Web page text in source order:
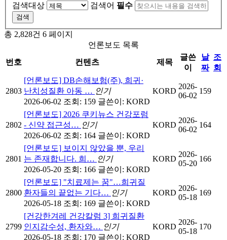
검색대상
검색어 필수
총 2,828건 6 페이지
언론보도 목록
번호
컨텐츠 제목
글쓴
이
날
짜
조
회
2803
[언론보도] DB손해보험(주), 희귀·
난치성질환 아동 … 인기
2026-06-02 조회: 159 글쓴이: KORD
KORD
2026-
06-02
159
2802
[언론보도] 2026 쿠키뉴스 건강포럼
- 신약 접근성… 인기
2026-06-02 조회: 164 글쓴이: KORD
KORD
2026-
06-02
164
2801
[언론보도] 보이지 않았을 뿐, 우리
는 존재합니다. 희… 인기
2026-05-20 조회: 166 글쓴이: KORD
KORD
2026-
05-20
166
2800
[언론보도] "치료제는 꿈"…희귀질
환자들의 끝없는 기다… 인기
2026-05-18 조회: 169 글쓴이: KORD
KORD
2026-
05-18
169
2799
[건강한겨레 건강칼럼 3] 희귀질환
인지감수성, 환자와… 인기
2026-05-18 조회: 170 글쓴이: KORD
KORD
2026-
05-18
170